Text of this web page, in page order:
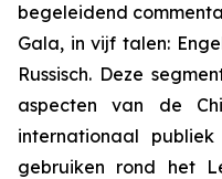
begeleidend
Gala, in vijf talen:
Russisch. Deze
aspecten van de
internationaal
gebruiken rond het